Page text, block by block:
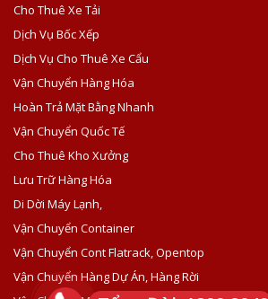
Cho Thuê Xe Tải
Dịch Vụ Bốc Xếp
Dịch Vụ Cho Thuê Xe Cẩu
Vận Chuyển Hàng Hóa
Hoàn Trả Mặt Bằng Nhanh
Vận Chuyển Quốc Tế
Cho Thuê Kho Xưởng
Lưu Trữ Hàng Hóa
Di Dời Máy Lạnh,
Vận Chuyển Container
Vận Chuyển Cont Flatrack, Opentop
Vận Chuyển Hàng Dự Án, Hàng Rời